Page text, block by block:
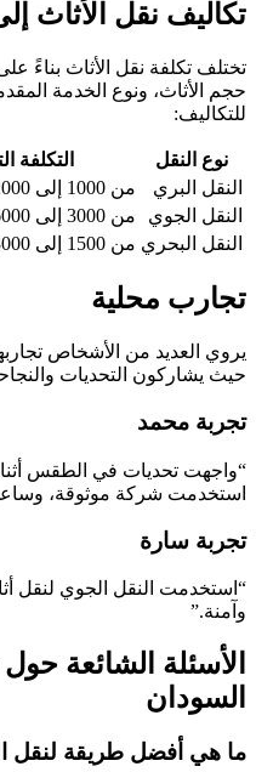
تكاليف نقل الأثاث
تختلف تكلفة نقل الأثاث بناءً
حجم الأثاث، ونوع الخدمة
للتكاليف:
نوع النقل
التكلفة
النقل البري
من 1000 إلى 2000 ريال سعودي
النقل الجوي
من 3000 إلى 6000 ريال سعودي
النقل البحري من 1500 إلى 3000 ريال سعودي
تجارب محلية
يروي العديد من الأشخاص
حيث يشاركون التحديات
تجربة محمد
“واجهت تحديات في الطقس
استخدمت شركة موثوقة،
تجربة سارة
“استخدمت النقل الجوي لنقل
وآمنة.”
الأسئلة الشائعة
السودان
ما هي أفضل طريقة لنقل